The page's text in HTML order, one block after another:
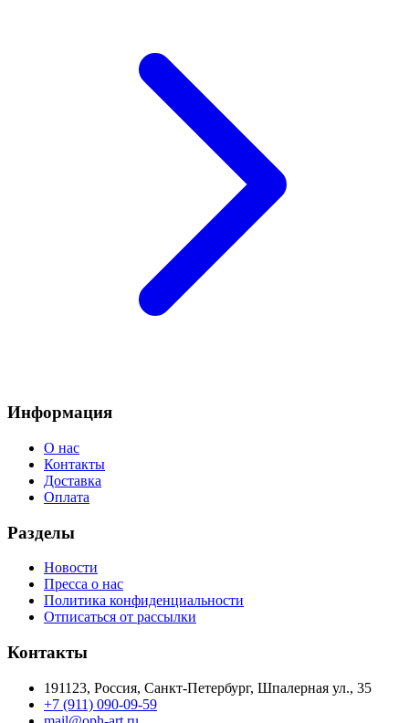
Информация
О нас
Контакты
Доставка
Оплата
Разделы
Новости
Пресса о нас
Политика конфиденциальности
Отписаться от рассылки
Контакты
191123, Россия, Санкт-Петербург, Шпалерная ул., 35
+7 (911) 090-09-59